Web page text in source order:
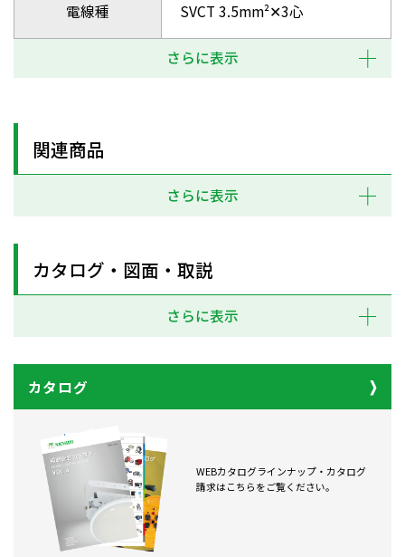
電線種 SVCT 3.5mm²✕3心
さらに表示
関連商品
さらに表示
カタログ・図面・取説
さらに表示
カタログ
WEBカタログラインナップ・カタログ
請求はこちらをご覧ください。